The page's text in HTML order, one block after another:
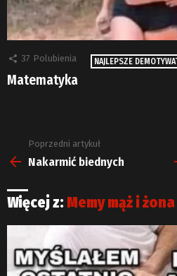
37 Polubienia NAJLEPSZE
Matematyka
Zobacz
więcej
Poprzedni artykuł
Nakarmić biednych
Więcej z: Memy mąż i żona